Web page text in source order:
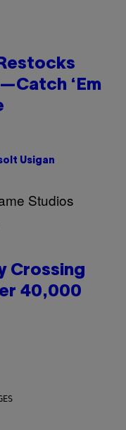
‘Em
Usigan
Crossing
40,000